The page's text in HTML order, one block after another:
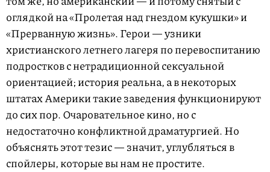
оглядкой на «Пролетая над гнездом кукушки» и
«Прерванную жизнь». Герои — узники
христианского летнего лагеря по перевоспитанию
подростков с нетрадиционной сексуальной
ориентацией; история реальна, а в некоторых
штатах Америки такие заведения функционируют
до сих пор. Очаровательное кино, но с
недостаточно конфликтной драматургией. Но
объяснять этот тезис — значит, углубляться в
спойлеры, которые вы нам не простите.